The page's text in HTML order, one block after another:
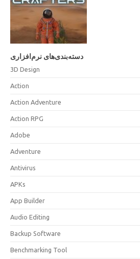
دسته‌بندی‌های نرم‌افزاری
3D Design
Action
Action Adventure
Action RPG
Adobe
Adventure
Antivirus
APKs
App Builder
Audio Editing
Backup Software
Benchmarking Tool